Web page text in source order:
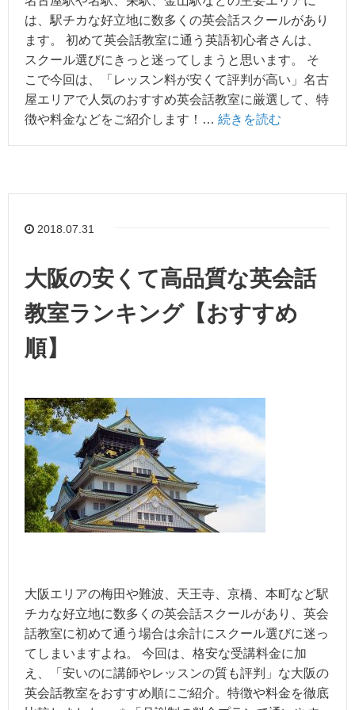
は、駅チカな好立地に数多くの英会話スクールがあり
ます。 初めて英会話教室に通う英語初心者さんは、
スクール選びにきっと迷ってしまうと思います。 そ
こで今回は、「レッスン料が安くて評判が高い」名古
屋エリアで人気のおすすめ英会話教室に厳選して、特
徴や料金などをご紹介します！… 続きを読む
2018.07.31
大阪の安くて高品質な英会話
教室ランキング【おすすめ
順】
大阪エリアの梅田や難波、天王寺、京橋、本町など駅
チカな好立地に数多くの英会話スクールがあり、英会
話教室に初めて通う場合は余計にスクール選びに迷っ
てしまいますよね。 今回は、格安な受講料金に加
え、「安いのに講師やレッスンの質も評判」な大阪の
英会話教室をおすすめ順にご紹介。特徴や料金を徹底